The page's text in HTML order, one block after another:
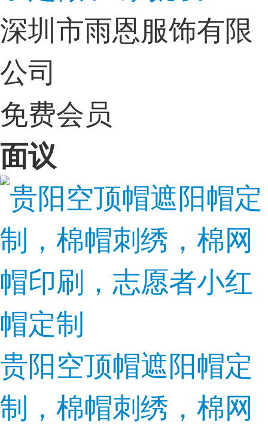
深圳市雨恩服饰有限
公司
免费会员
面议
贵阳空顶帽遮阳帽定
制，棉帽刺绣，棉网